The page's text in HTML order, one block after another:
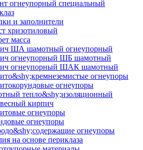
огнеупорный специальный
и заполнители
хризотиловый
масса
ША шамотный огнеупорный
огнеупорный ШБ шамотный
огнеупорный ШАК шамотный
огнеупоры
огнеупоры
тепло&shy;изоляционный
кирпич
огнеупоры
огнеупоры
огнеупоры
на основе периклаза